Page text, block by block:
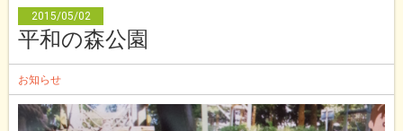
2015/05/02
平和の森公園
お知らせ